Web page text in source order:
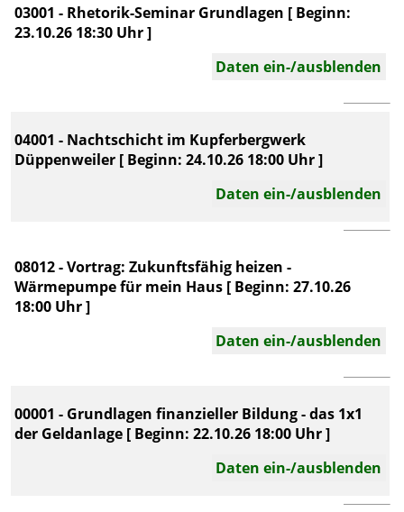
03001 - Rhetorik-Seminar Grundlagen [ Beginn:
23.10.26 18:30 Uhr ]
Daten ein-/ausblenden
04001 - Nachtschicht im Kupferbergwerk
Düppenweiler [ Beginn: 24.10.26 18:00 Uhr ]
Daten ein-/ausblenden
08012 - Vortrag: Zukunftsfähig heizen -
Wärmepumpe für mein Haus [ Beginn: 27.10.26
18:00 Uhr ]
Daten ein-/ausblenden
00001 - Grundlagen finanzieller Bildung - das 1x1
der Geldanlage [ Beginn: 22.10.26 18:00 Uhr ]
Daten ein-/ausblenden